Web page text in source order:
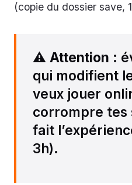
(copie du dossier save,
⚠️ Attention :
qui modifient
veux jouer
corrompre tes
fait
3h).